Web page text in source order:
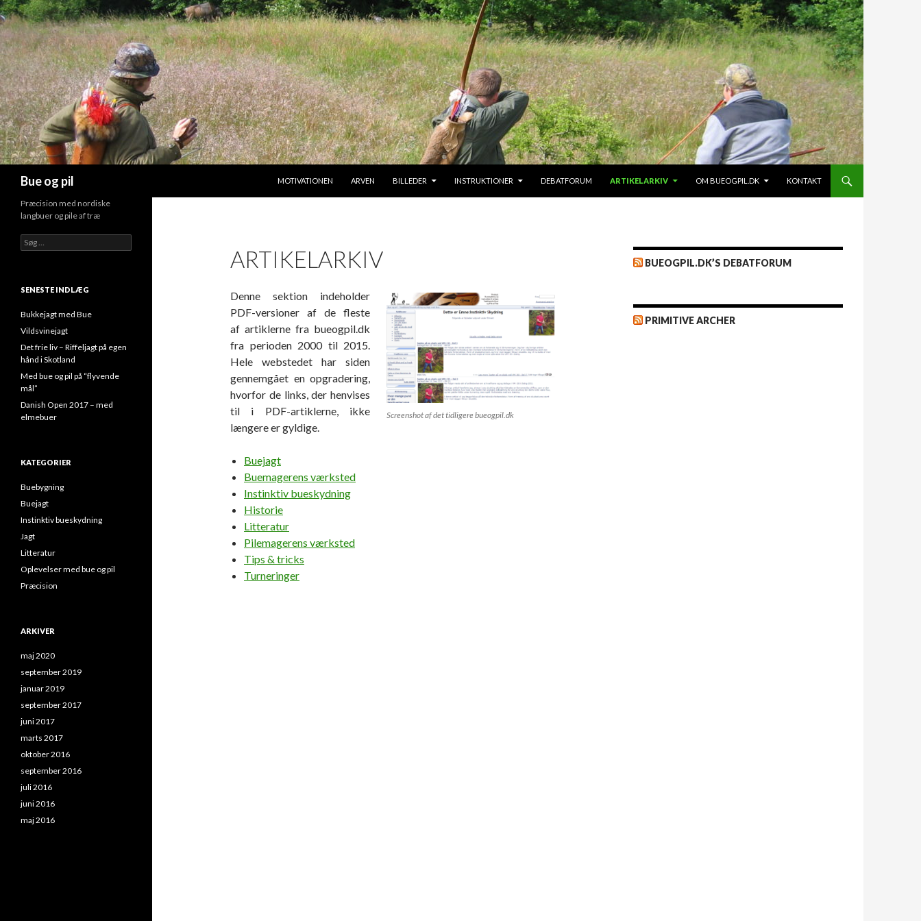
Bue og pil
MOTIVATIONEN
ARVEN BILLEDER INSTRUKTIONER DEBATFORUM ARTIKELARKIV OM BUEOGPIL.DK KONTAKT
ARTIKELARKIV
Screenshot af det tidligere bueogpil.dk
Denne sektion indeholder
PDF-versioner af de fleste
af artiklerne fra bueogpil.dk
fra perioden 2000 til 2015.
Hele webstedet har siden
gennemgået en opgradering,
hvorfor de links, der henvises
til i PDF-artiklerne, ikke
længere er gyldige.
Buejagt
Buemagerens værksted
Instinktiv bueskydning
Historie
Litteratur
Pilemagerens værksted
Tips & tricks
Turneringer
BUEOGPIL.DK’S DEBATFORUM
PRIMITIVE ARCHER
Præcision med nordiske
langbuer og pile af træ
Søg
efter:
SENESTE INDLÆG
Bukkejagt med Bue
Vildsvinejagt
Det frie liv – Riffeljagt på egen
hånd i Skotland
Med bue og pil på “flyvende
mål”
Danish Open 2017 – med
elmebuer
KATEGORIER
Buebygning
Buejagt
Instinktiv bueskydning
Jagt
Litteratur
Oplevelser med bue og pil
Præcision
ARKIVER
maj 2020
september 2019
januar 2019
september 2017
juni 2017
marts 2017
oktober 2016
september 2016
juli 2016
juni 2016
maj 2016